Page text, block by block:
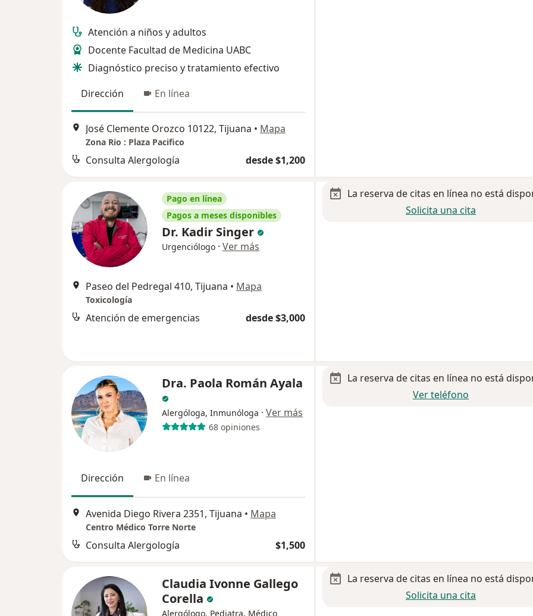
Atención a niños y adultos
Docente Facultad de Medicina UABC
Diagnóstico preciso y tratamiento efectivo
Dirección
En línea
José Clemente Orozco 10122, Tijuana • Mapa
Zona Rio : Plaza Pacifico
Consulta Alergología desde $1,200
Pago en línea
Pagos a meses disponibles
Dr. Kadir Singer
Urgenciólogo · Ver más
Paseo del Pedregal 410, Tijuana • Mapa
Toxicología
Atención de emergencias desde $3,000
La reserva de citas en línea no está
Solicita una cita
Dra. Paola Román Ayala
Alergóloga, Inmunóloga · Ver más
68 opiniones
Dirección En línea
Avenida Diego Rivera 2351, Tijuana • Mapa
Centro Médico Torre Norte
Consulta Alergología $1,500
La reserva de citas en línea no está
Ver teléfono
Claudia Ivonne Gallego
Corella
Alergólogo, Pediatra, Médico
La reserva de citas en línea no está
Solicita una cita